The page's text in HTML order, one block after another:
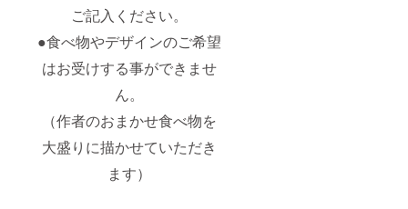
ご記入ください。
●食べ物やデザインのご希望
はお受けする事ができませ
ん。
（作者のおまかせ食べ物を
大盛りに描かせていただき
ます）